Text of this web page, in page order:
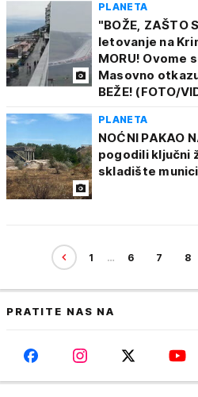
PLANETA
"BOŽE, ZAŠTO
letovanje na
MORU! Ovome
Masovno
BEŽE! (FOTO/
PLANETA
NOĆNI PAKAO
pogodili ključni
skladište
1 … 6 7 8
PRATITE NAS NA